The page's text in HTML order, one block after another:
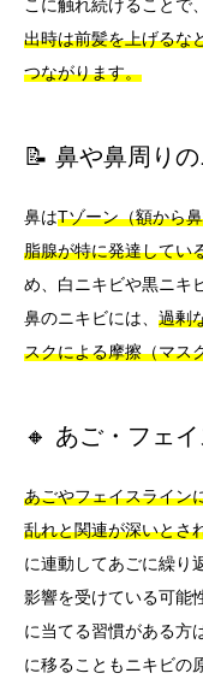
こに触れ続けることで
出時は前髪を上げるな
つながります。
📝 鼻や鼻周り
鼻はTゾーン（額から
脂腺が特に発達してい
め、白ニキビや黒ニキ
鼻のニキビには、 過剰
スクによる摩擦（マス
🔸 あご・フェ
あごやフェイスライン
乱れと関連が深いとさ
に連動してあごに繰り
影響を受けている可能
に当てる習慣がある方
に移ることもニキビの